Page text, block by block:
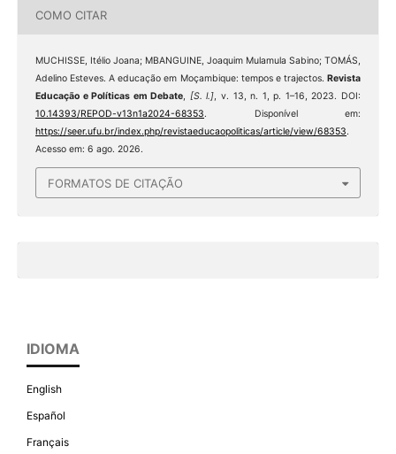
COMO CITAR
MUCHISSE, Itélio Joana; MBANGUINE, Joaquim Mulamula Sabino; TOMÁS,
Adelino Esteves. A educação em Moçambique: tempos e trajectos.Revista
Educação e Políticas em Debate, [S. l.], v. 13, n. 1, p. 1–16, 2023. DOI:
10.14393/REPOD-v13n1a2024-68353. Disponível em:
https://seer.ufu.br/index.php/revistaeducaopoliticas/article/view/68353.
Acesso em: 6 ago. 2026.
FORMATOS DE CITAÇÃO
IDIOMA
English
Español
Français